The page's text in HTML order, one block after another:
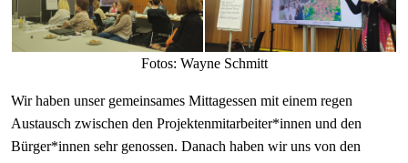
Fotos: Wayne Schmitt
Wir haben unser gemeinsames Mittagessen mit einem regen
Austausch zwischen den Projektenmitarbeiter*innen und den
Bürger*innen sehr genossen. Danach haben wir uns von den